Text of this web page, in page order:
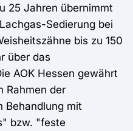
25 Jahren übernimmt
Sedierung bei
bis zu 150
über das
AOK Hessen gewährt
Rahmen der
Behandlung mit
bzw. "feste